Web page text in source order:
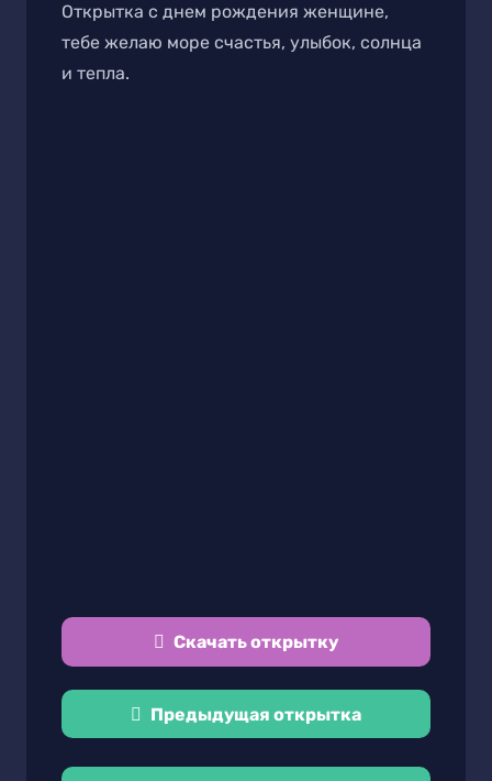
Открытка с днем рождения женщине,
тебе желаю море счастья, улыбок, солнца
и тепла.
Скачать открытку
Предыдущая открытка